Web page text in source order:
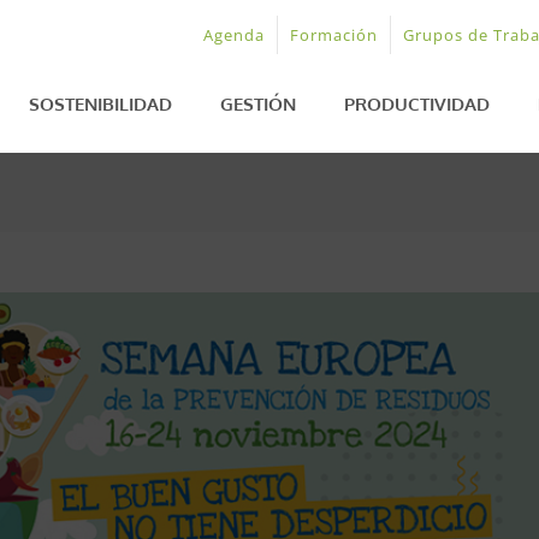
Agenda Formación Grupos de
SOSTENIBILIDAD GESTIÓN PRODUCTIVIDAD